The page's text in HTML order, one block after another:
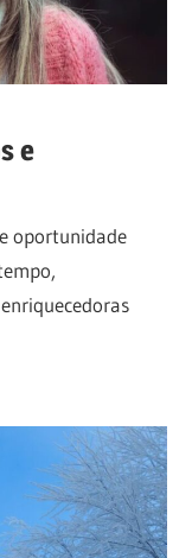
e
oportunidade